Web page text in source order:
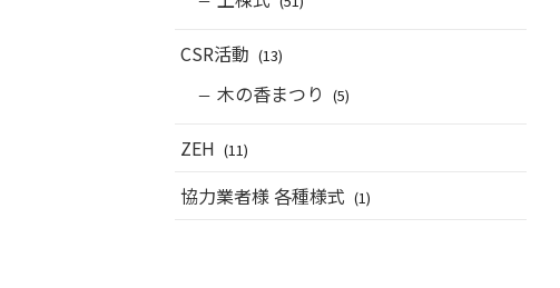
CSR活動 (13)
木の香まつり (5)
ZEH (11)
協力業者様 各種様式 (1)